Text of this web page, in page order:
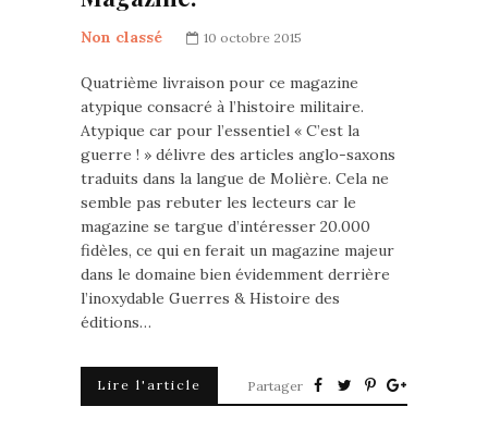
Non classé 10 octobre 2015
Quatrième livraison pour ce magazine
atypique consacré à l’histoire militaire.
Atypique car pour l’essentiel « C’est la
guerre ! » délivre des articles anglo-saxons
traduits dans la langue de Molière. Cela ne
semble pas rebuter les lecteurs car le
magazine se targue d’intéresser 20.000
fidèles, ce qui en ferait un magazine majeur
dans le domaine bien évidemment derrière
l’inoxydable Guerres & Histoire des
éditions…
Lire l'article Partager